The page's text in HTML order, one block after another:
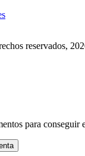
reservados,
para conseguir